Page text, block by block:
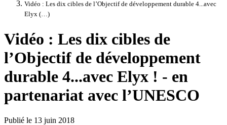
Vidéo : Les dix cibles de l’Objectif de développement durable 4...avec
Elyx (…)
Vidéo : Les dix cibles de
l’Objectif de développement
durable 4...avec Elyx ! - en
partenariat avec l’UNESCO
Publié le 13 juin 2018